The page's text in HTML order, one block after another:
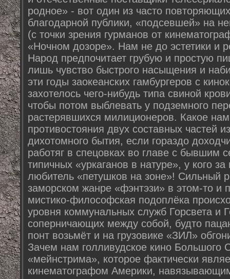
родное» - вот один из часто
благодарной публики, «подсевшей» на
(с точки зрения гурманов от
«Ночном дозоре». Нам не до эстетики и
Народ предпочитает грубую и простую
лишь чувство быстрого насыщения и
эти годы заокеанских гамбургеров с
захотелось чего-нибудь типа свиной
чтобы потом выблевать у подземного
растерявшихся милиционеров. Какое
противостояния двух составных частей
дихотомного бытия, если гораздо
работяг в спецовках во главе с бывшим
типичных «уркаганов в натуре», у кого
любитель «петушков на зоне»! Сильный
заморском жанре «фэнтэзи» в этом-то и
мистико-философская подоплёка
уровня коммунальных служб Горсвета и
соперничающих между собой, будто
понт возьмёт и на грузовике «ЗИЛ»
Зачем нам голливудское кино Большого
«мейнстрима», которое фактически
кинематографом Америки,